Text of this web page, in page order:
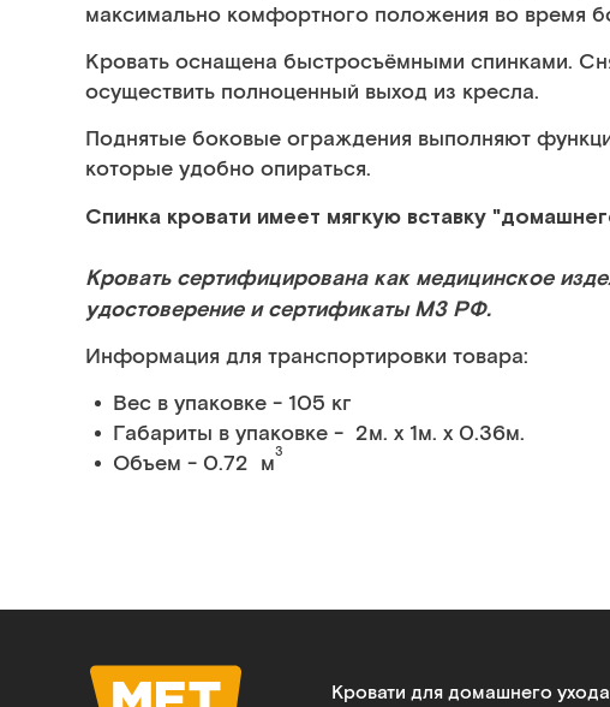
максимально комфортного положения во время
Кровать оснащена быстросъёмными спинками.
осуществить полноценный выход из кресла.
Поднятые боковые ограждения выполняют
которые удобно опираться.
Спинка кровати имеет мягкую вставку
Кровать сертифицирована как медицинское
удостоверение и сертификаты МЗ РФ.
Информация для транспортировки товара:
Вес в упаковке - 105 кг
Габариты в упаковке - 2м. x 1м. x 0.36м.
Объем - 0.72 м3
Кровати для домашнего ухода